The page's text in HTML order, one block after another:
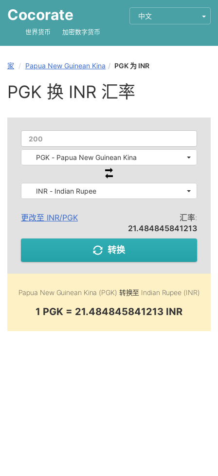
Cocorate 中文
世界货币 加密数字货币
家 Papua New Guinean Kina PGK 为 INR
PGK 换 INR 汇率
PGK - Papua New Guinean Kina
INR - Indian Rupee
更改至 INR/PGK
汇率:
21.484845841213
转换
Papua New Guinean Kina (PGK) 转换至 Indian Rupee (INR)
1 PGK = 21.484845841213 INR